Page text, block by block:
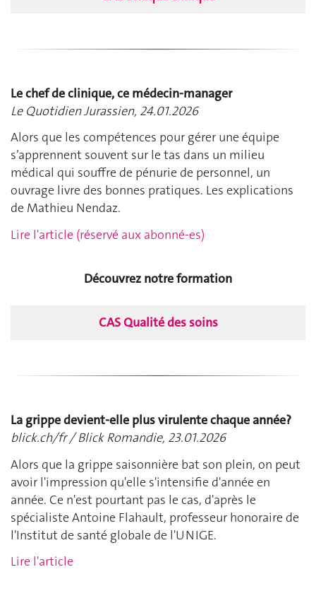
Le chef de clinique, ce médecin-manager
Le Quotidien Jurassien, 24.01.2026
Alors que les compétences pour gérer une équipe
s’apprennent souvent sur le tas dans un milieu
médical qui souffre de pénurie de personnel, un
ouvrage livre des bonnes pratiques. Les explications
de Mathieu Nendaz.
Lire l'article (réservé aux abonné-es)
Découvrez notre formation
CAS Qualité des soins
La grippe devient-elle plus virulente chaque année?
blick.ch/fr / Blick Romandie, 23.01.2026
Alors que la grippe saisonnière bat son plein, on peut
avoir l'impression qu'elle s'intensifie d'année en
année. Ce n'est pourtant pas le cas, d'après le
spécialiste Antoine Flahault, professeur honoraire de
l'Institut de santé globale de l'UNIGE.
Lire l'article